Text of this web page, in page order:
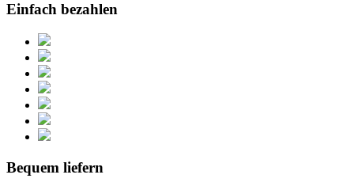
Einfach bezahlen
Bequem liefern